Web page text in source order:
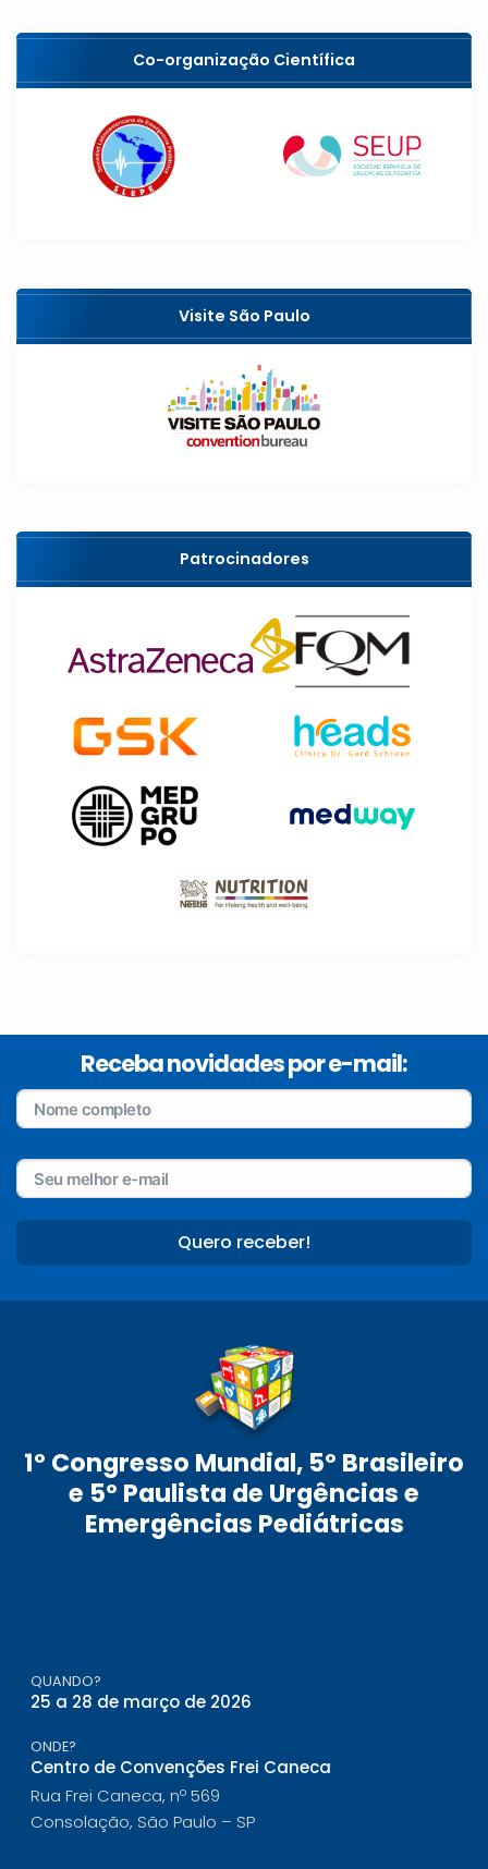
Co-organização Científica
Visite São Paulo
Patrocinadores
Receba novidades por e-mail:
Quero receber!
1º Congresso Mundial, 5º Brasileiro
e 5º Paulista de Urgências e
Emergências Pediátricas
QUANDO?
25 a 28 de março de 2026
ONDE?
Centro de Convenções Frei Caneca
Rua Frei Caneca, nº 569
Consolação, São Paulo – SP